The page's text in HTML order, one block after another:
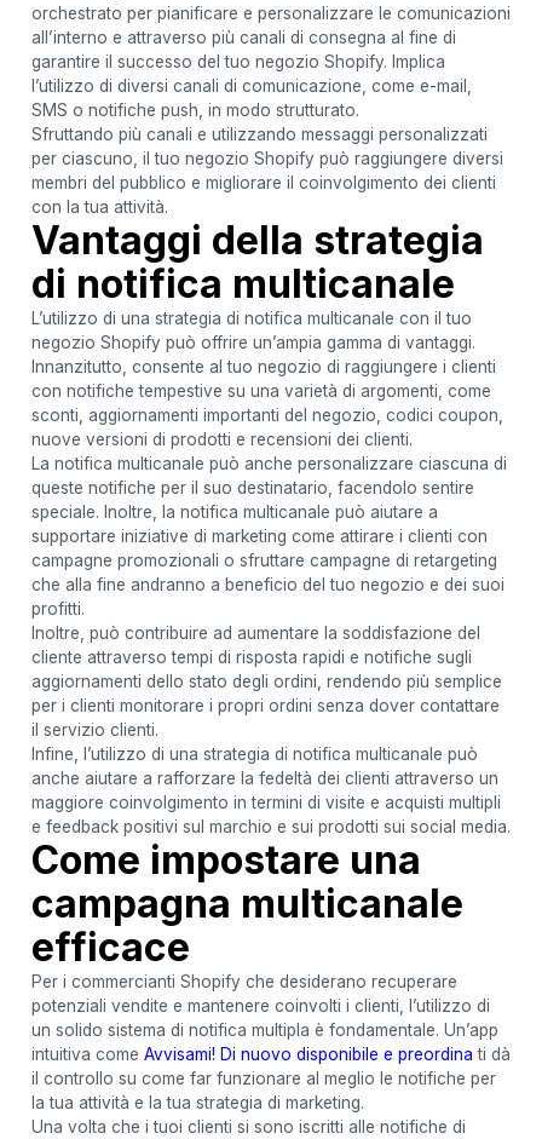
orchestrato per pianificare e personalizzare le comunicazioni
all’interno e attraverso più canali di consegna al fine di
garantire il successo del tuo negozio Shopify. Implica
l’utilizzo di diversi canali di comunicazione, come e-mail,
SMS o notifiche push, in modo strutturato.
Sfruttando più canali e utilizzando messaggi personalizzati
per ciascuno, il tuo negozio Shopify può raggiungere diversi
membri del pubblico e migliorare il coinvolgimento dei clienti
con la tua attività.
Vantaggi della strategia
di notifica multicanale
L’utilizzo di una strategia di notifica multicanale con il tuo
negozio Shopify può offrire un’ampia gamma di vantaggi.
Innanzitutto, consente al tuo negozio di raggiungere i clienti
con notifiche tempestive su una varietà di argomenti, come
sconti, aggiornamenti importanti del negozio, codici coupon,
nuove versioni di prodotti e recensioni dei clienti.
La notifica multicanale può anche personalizzare ciascuna di
queste notifiche per il suo destinatario, facendolo sentire
speciale. Inoltre, la notifica multicanale può aiutare a
supportare iniziative di marketing come attirare i clienti con
campagne promozionali o sfruttare campagne di retargeting
che alla fine andranno a beneficio del tuo negozio e dei suoi
profitti.
Inoltre, può contribuire ad aumentare la soddisfazione del
cliente attraverso tempi di risposta rapidi e notifiche sugli
aggiornamenti dello stato degli ordini, rendendo più semplice
per i clienti monitorare i propri ordini senza dover contattare
il servizio clienti.
Infine, l’utilizzo di una strategia di notifica multicanale può
anche aiutare a rafforzare la fedeltà dei clienti attraverso un
maggiore coinvolgimento in termini di visite e acquisti multipli
e feedback positivi sul marchio e sui prodotti sui social media.
Come impostare una
campagna multicanale
efficace
Per i commercianti Shopify che desiderano recuperare
potenziali vendite e mantenere coinvolti i clienti, l’utilizzo di
un solido sistema di notifica multipla è fondamentale. Un’app
intuitiva come Avvisami! Di nuovo disponibile e preordina ti dà
il controllo su come far funzionare al meglio le notifiche per
la tua attività e la tua strategia di marketing.
Una volta che i tuoi clienti si sono iscritti alle notifiche di